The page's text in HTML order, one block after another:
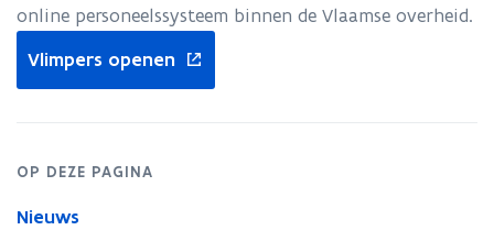
Vlimpers
voor
personeelsleden
online personeelssysteem binnen de Vlaamse overheid.
Vlimpers openen
nieuw
OP DEZE PAGINA
Nieuws